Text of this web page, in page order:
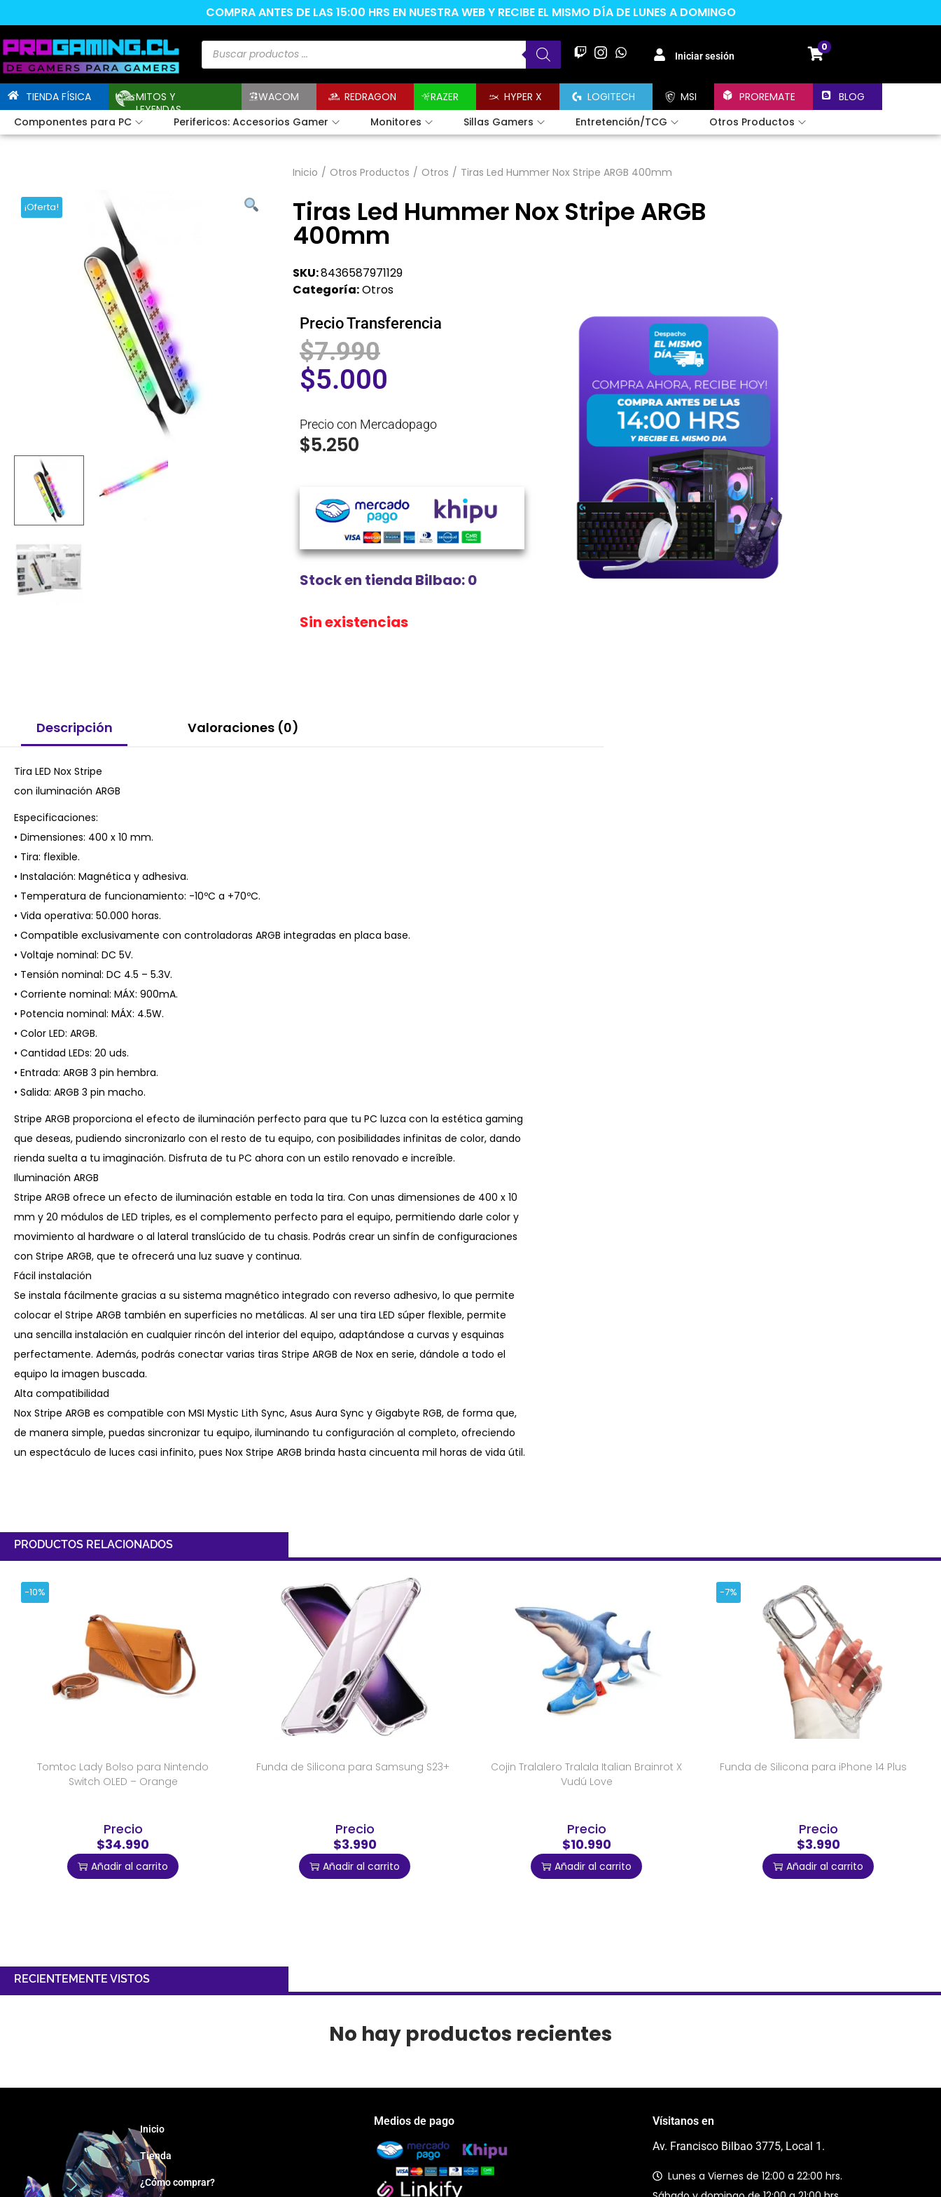
COMPRA ANTES DE LAS 15:00 HRS EN NUESTRA WEB Y RECIBE EL MISMO DÍA DE LUNES A DOMINGO
Iniciar sesión
0
TIENDA FÍSICA
MITOS Y
LEYENDAS
WACOM REDRAGON RAZER HYPER X LOGITECH MSI PROREMATE
BLOG
Componentes para PC
Perifericos: Accesorios Gamer Monitores Sillas Gamers Entretención/TCG Otros Productos
¡Oferta!
Inicio / Otros Productos / Otros / Tiras Led Hummer Nox Stripe ARGB 400mm
Tiras Led Hummer Nox Stripe ARGB
400mm
SKU:8436587971129
Categoría:Otros
Precio Transferencia
$7.990
$5.000
Precio con Mercadopago
$5.250
Stock en tienda Bilbao: 0
Sin existencias
Descripción Valoraciones (0)
Tira LED Nox Stripe
con iluminación ARGB
Especificaciones:
• Dimensiones: 400 x 10 mm.
• Tira: flexible.
• Instalación: Magnética y adhesiva.
• Temperatura de funcionamiento: -10ºC a +70ºC.
• Vida operativa: 50.000 horas.
• Compatible exclusivamente con controladoras ARGB integradas en placa base.
• Voltaje nominal: DC 5V.
• Tensión nominal: DC 4.5 – 5.3V.
• Corriente nominal: MÁX: 900mA.
• Potencia nominal: MÁX: 4.5W.
• Color LED: ARGB.
• Cantidad LEDs: 20 uds.
• Entrada: ARGB 3 pin hembra.
• Salida: ARGB 3 pin macho.
Stripe ARGB proporciona el efecto de iluminación perfecto para que tu PC luzca con la estética gaming
que deseas, pudiendo sincronizarlo con el resto de tu equipo, con posibilidades infinitas de color, dando
rienda suelta a tu imaginación. Disfruta de tu PC ahora con un estilo renovado e increíble.
Iluminación ARGB
Stripe ARGB ofrece un efecto de iluminación estable en toda la tira. Con unas dimensiones de 400 x 10
mm y 20 módulos de LED triples, es el complemento perfecto para el equipo, permitiendo darle color y
movimiento al hardware o al lateral translúcido de tu chasis. Podrás crear un sinfín de configuraciones
con Stripe ARGB, que te ofrecerá una luz suave y continua.
Fácil instalación
Se instala fácilmente gracias a su sistema magnético integrado con reverso adhesivo, lo que permite
colocar el Stripe ARGB también en superficies no metálicas. Al ser una tira LED súper flexible, permite
una sencilla instalación en cualquier rincón del interior del equipo, adaptándose a curvas y esquinas
perfectamente. Además, podrás conectar varias tiras Stripe ARGB de Nox en serie, dándole a todo el
equipo la imagen buscada.
Alta compatibilidad
Nox Stripe ARGB es compatible con MSI Mystic Lith Sync, Asus Aura Sync y Gigabyte RGB, de forma que,
de manera simple, puedas sincronizar tu equipo, iluminando tu configuración al completo, ofreciendo
un espectáculo de luces casi infinito, pues Nox Stripe ARGB brinda hasta cincuenta mil horas de vida útil.
PRODUCTOS RELACIONADOS
-10%
Tomtoc Lady Bolso para Nintendo
Switch OLED – Orange
Precio
$34.990
Añadir al carrito
Funda de Silicona para Samsung S23+
Precio
$3.990
Añadir al carrito
Cojin Tralalero Tralala Italian Brainrot X
Vudú Love
Precio
$10.990
Añadir al carrito
-7%
Funda de Silicona para iPhone 14 Plus
Precio
$3.990
Añadir al carrito
RECIENTEMENTE VISTOS
No hay productos recientes
Inicio
Tienda
¿Cómo comprar?
Medios de pago
Vísitanos en
Av. Francisco Bilbao 3775, Local 1.
Lunes a Viernes de 12:00 a 22:00 hrs.